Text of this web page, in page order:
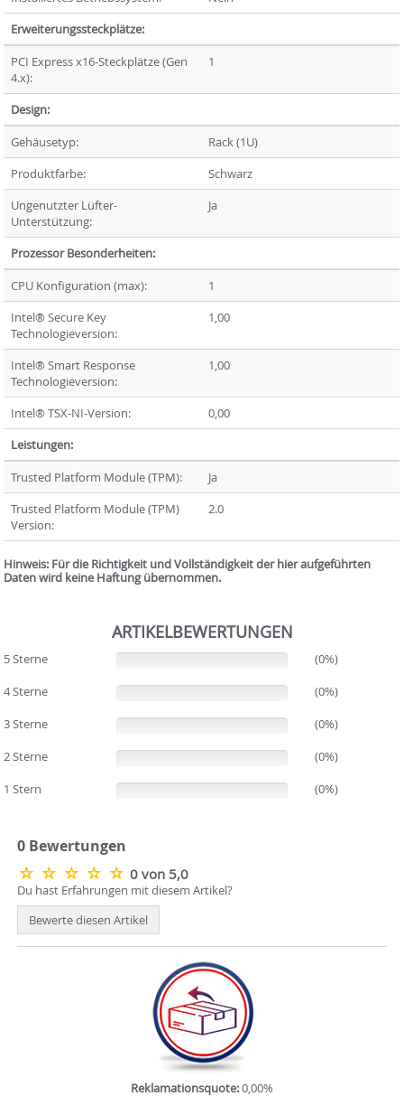
Erweiterungssteckplätze:
PCI Express x16-Steckplätze (Gen
4.x):
1
Design:
Gehäusetyp:
Rack (1U)
Produktfarbe:
Schwarz
Ungenutzter Lüfter-
Unterstützung:
Ja
Prozessor Besonderheiten:
CPU Konfiguration (max):
1
Intel® Secure Key
Technologieversion:
1,00
Intel® Smart Response
Technologieversion:
1,00
Intel® TSX-NI-Version:
0,00
Leistungen:
Trusted Platform Module (TPM):
Ja
Trusted Platform Module (TPM)
Version:
2.0
Hinweis: Für die Richtigkeit und Vollständigkeit der hier aufgeführten
Daten wird keine Haftung übernommen.
ARTIKELBEWERTUNGEN
5 Sterne
(0%)
4 Sterne
(0%)
3 Sterne
(0%)
2 Sterne
(0%)
1 Stern
(0%)
0 Bewertungen
0 von 5,0
Du hast Erfahrungen mit diesem Artikel?
Bewerte diesen Artikel
Reklamationsquote:0,00%